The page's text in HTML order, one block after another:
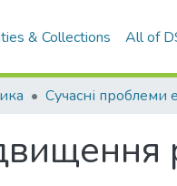
& Collections All of